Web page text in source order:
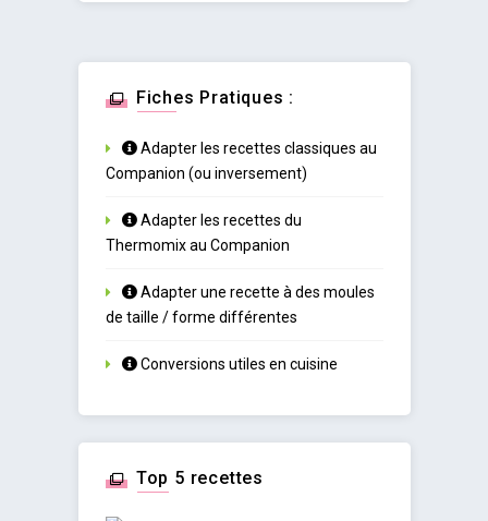
Fiches Pratiques :
Adapter les recettes classiques au
Companion (ou inversement)
Adapter les recettes du
Thermomix au Companion
Adapter une recette à des moules
de taille / forme différentes
Conversions utiles en cuisine
Top 5 recettes